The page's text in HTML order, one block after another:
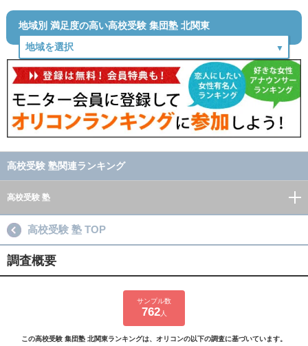
地域別 満足度の高い高校受験 集団塾 北関東
高校受験 塾関連ランキング
高校受験 塾
高校受験 塾 TOP
調査概要
サンプル数
762人
この高校受験 集団塾 北関東ランキングは、オリコンの以下の調査に基づいています。